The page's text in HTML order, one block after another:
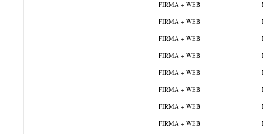
FIRMA + WEB
FIRMA + WEB
FIRMA + WEB
FIRMA + WEB
FIRMA + WEB
FIRMA + WEB
FIRMA + WEB
FIRMA + WEB